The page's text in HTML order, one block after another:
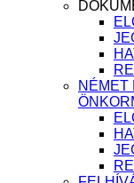
NÉMET